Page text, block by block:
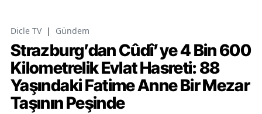
Dicle TV | Gündem
Strazburg’dan Cûdî’ye 4 Bin 600
Kilometrelik Evlat Hasreti: 88
Yaşındaki Fatime Anne Bir Mezar
Taşının Peşinde